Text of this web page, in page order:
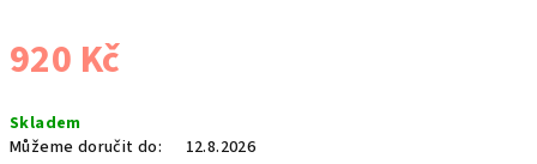
920 Kč
cena:
Skladem
Můžeme doručit do:
12.8.2026